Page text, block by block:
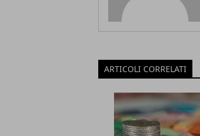
ARTICOLI CORRELATI